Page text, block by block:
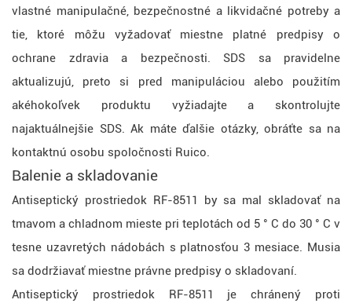
vlastné manipulačné, bezpečnostné a likvidačné potreby a
tie, ktoré môžu vyžadovať miestne platné predpisy o
ochrane zdravia a bezpečnosti. SDS sa pravidelne
aktualizujú, preto si pred manipuláciou alebo použitím
akéhokoľvek produktu vyžiadajte a skontrolujte
najaktuálnejšie SDS. Ak máte ďalšie otázky, obráťte sa na
kontaktnú osobu spoločnosti Ruico.
Balenie a skladovanie
Antiseptický prostriedok RF-8511 by sa mal skladovať na
tmavom a chladnom mieste pri teplotách od 5 ° C do 30 ° C v
tesne uzavretých nádobách s platnosťou 3 mesiace. Musia
sa dodržiavať miestne právne predpisy o skladovaní.
Antiseptický prostriedok RF-8511 je chránený proti